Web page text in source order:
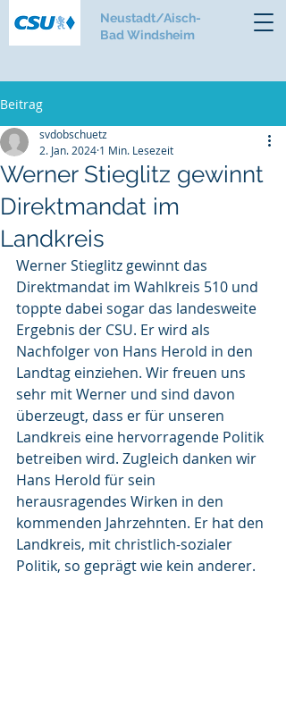
Neustadt/Aisch-
Bad Windsheim
Beitrag
Werner Stieglitz gewinnt
Direktmandat im
Landkreis
svdobschuetz
2. Jan. 2024 1 Min. Lesezeit
Werner Stieglitz gewinnt das
Direktmandat im Wahlkreis 510 und
toppte dabei sogar das landesweite
Ergebnis der CSU. Er wird als
Nachfolger von Hans Herold in den
Landtag einziehen. Wir freuen uns
sehr mit Werner und sind davon
überzeugt, dass er für unseren
Landkreis eine hervorragende Politik
betreiben wird. Zugleich danken wir
Hans Herold für sein
herausragendes Wirken in den
kommenden Jahrzehnten. Er hat den
Landkreis, mit christlich-sozialer
Politik, so geprägt wie kein anderer.